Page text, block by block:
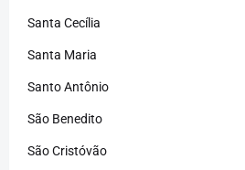
Santa Cecília
Santa Maria
Santo Antônio
São Benedito
São Cristóvão